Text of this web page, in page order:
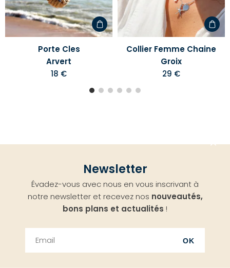
d'envies
Porte Cles
Arvert
18 €
Collier Femme Chaine
Groix
29 €
Newsletter
Évadez-vous avec nous en vous inscrivant à
notre newsletter et recevez nos nouveautés,
bons plans et actualités !
OK